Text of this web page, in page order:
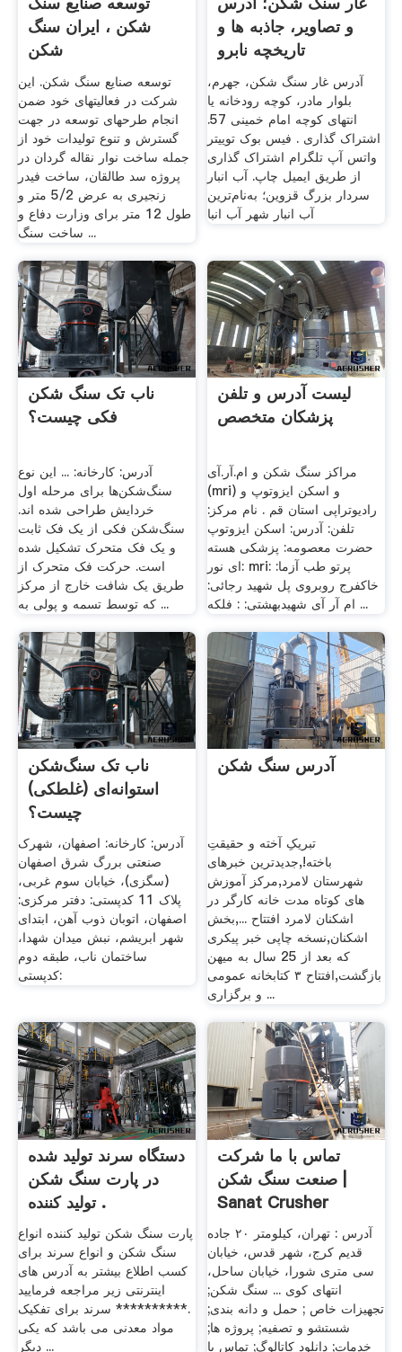
شکن ، ایران سنگ
شکن
توسعه صنایع سنگ شکن. این
شرکت در فعالیتهای خود ضمن
انجام طرحهای توسعه در جهت
گسترش و تنوع تولیدات خود از
جمله ساخت نوار نقاله گردان در
پروژه سد طالقان، ساخت فیدر
زنجیری به عرض 5/2 متر و
طول 12 متر برای وزارت دفاع و
ساخت سنگ ...
و تصاویر، جاذبه ها و
تاریخچه نابرو
آدرس غار سنگ شکن، جهرم،
بلوار مادر، کوچه رودخانه یا
انتهای کوچه امام خمینی 57.
اشتراک گذاری . فیس بوک توییتر
واتس آپ تلگرام اشتراک گذاری
از طریق ایمیل چاپ. آب‌ انبار
سردار بزرگ قزوین؛ به‌نام‌ترین
آب‌ انبار شهر آب‌ انبا
ناب تک سنگ شکن
فکی چیست؟
آدرس: کارخانه: ... این نوع
سنگ‌شکن‌ها برای مرحله اول
خردایش طراحی شده اند.
سنگ‌شکن فکی از یک فک ثابت
و یک فک متحرک تشکیل شده
است. حرکت فک متحرک از
طریق یک شافت خارج از مرکز
که توسط تسمه و پولی به ...
لیست آدرس و تلفن
پزشکان متخصص
مراکز سنگ شکن و ام‌.آر.آی
(mri) و اسکن ایزوتوپ و
رادیوتراپی استان قم . نام مرکز:
تلفن: آدرس: اسکن ایزوتوپ
حضرت معصومه: پزشکی هسته
ای نور: mriپرتو طب آزما: :
خاکفرج روبروی پل شهید رجائی:
ام آر آی شهیدبهشتی: : فلکه ...
ناب تک سنگ‌شکن
استوانه‌ای (غلطکی)
چیست؟
آدرس: کارخانه: اصفهان، شهرک
صنعتی بررگ شرق اصفهان
(سگزی)، خیابان سوم غربی،
پلاک 11 کدپستی: دفتر مرکزی:
اصفهان، اتوبان ذوب آهن، ابتدای
شهر ابریشم، نبش میدان شهدا،
ساختمان ناب، طبقه دوم
کدپستی:
آدرس سنگ شکن
تبریکِ آخته و حقیقتِ
باخته!,جدیدترین خبرهای
شهرستان لامرد,مرکز آموزش
های کوتاه مدت خانه کارگر در
اشکنان لامرد افتتاح ...,بخش
اشکنان,نسخه چاپی خبر پیکری
که بعد از 25 سال به میهن
بازگشت,افتتاح ۳ کتابخانه عمومی
و برگزاری ...
دستگاه سرند تولید شده
در پارت سنگ شکن
تولید کننده .
پارت سنگ شکن تولید کننده انواع
سنگ شکن و انواع سرند برای
کسب اطلاع بیشتر به آدرس های
اینترنتی زیر مراجعه فرمایید
.********** سرند برای تفکیک
مواد معدنی می باشد که یکی
دیگر ...
تماس با ما شرکت
صنعت سنگ شکن |
Sanat Crusher
آدرس : تهران، کیلومتر ۲۰ جاده
قدیم کرج، شهر قدس، خیابان
سی متری شورا، خیابان ساحل،
انتهای کوی ... سنگ شکن;
تجهیزات خاص ; حمل و دانه بندی;
شستشو و تصفیه; پروژه ها;
خدمات; دانلود کاتالوگ; تماس با